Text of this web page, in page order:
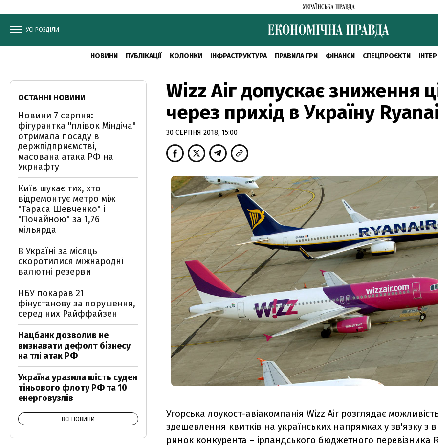
УСІ РОЗДІЛИ
НОВИНИ ПУБЛІКАЦІЇ КОЛОНКИ ІНФРАСТРУКТУРА ПРАВИЛА ГРИ ФІНАНСИ СПЕЦПРОЄКТИ
Wizz Аіг допускає зниження
через прихід в Україну
30 СЕРПНЯ 2018, 15:00
Угорська лоукост-авіакомпанія Wizz Air розглядає можливість
здешевлення квитків на українських напрямках у зв'язку з
ринок конкурента – ірландського бюджетного перевізника
ОСТАННІ НОВИНИ
Новини 7 серпня:
фігурантка "плівок Міндіча"
отримала посаду в
держпідприємстві,
масована атака РФ на
Укрнафту
Київ шукає тих, хто
відремонтує метро між
"Тараса Шевченко" і
"Почайною" за 1,76
мільярда
В Україні за місяць
скоротилися міжнародні
валютні резерви
НБУ покарав 21
фінустанову за порушення,
серед них Райффайзен
Нацбанк дозволив не
визнавати дефолт бізнесу
на тлі атак РФ
Україна уразила шість суден
тіньового флоту РФ та 10
енерговузлів
ВСІ НОВИНИ